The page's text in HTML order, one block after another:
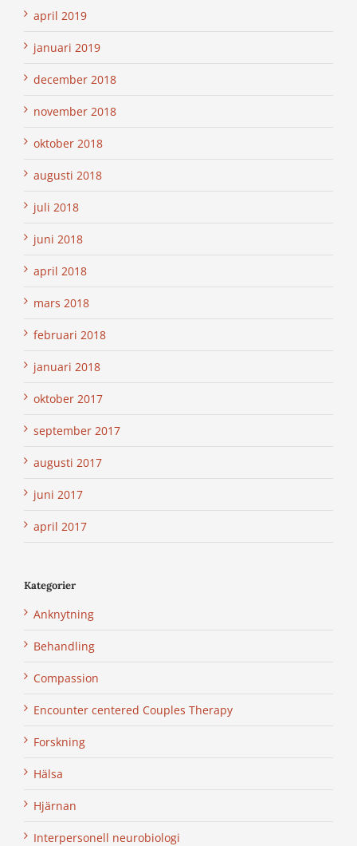
april 2019
januari 2019
december 2018
november 2018
oktober 2018
augusti 2018
juli 2018
juni 2018
april 2018
mars 2018
februari 2018
januari 2018
oktober 2017
september 2017
augusti 2017
juni 2017
april 2017
Kategorier
Anknytning
Behandling
Compassion
Encounter centered Couples Therapy
Forskning
Hälsa
Hjärnan
Interpersonell neurobiologi